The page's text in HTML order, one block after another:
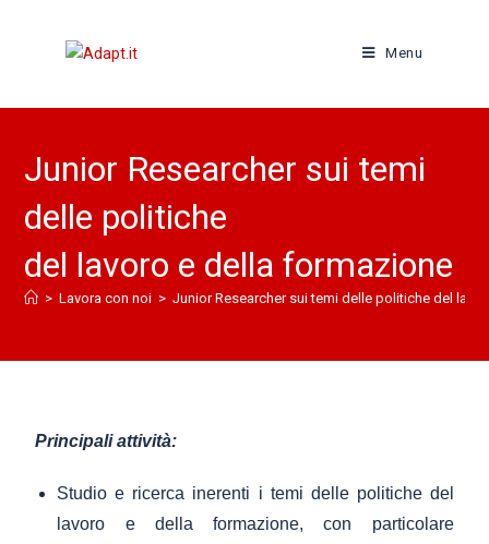
Menu
Junior Researcher sui temi
delle politiche
del lavoro e della formazione
> Lavora con noi > Junior Researcher sui temi delle politiche del
Principali attività:
Studio e ricerca inerenti i temi delle politiche del
lavoro e della formazione, con particolare